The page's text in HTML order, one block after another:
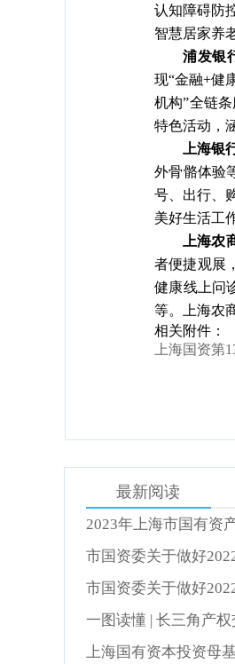
认知障碍防
智慧居家养
浦发银
现“金融+健
机构”全链
特色活动，
上海银
外骨骼体验
号、出行、
美好生活工
上海农
者便捷观展
健康线上问
等。上海农
相关附件：
上海国资第
最新阅读
2023年上海市国有资
市国资委关于做好
市国资委关于做好
一图读懂 | 长三角产
上海国有资本投资母